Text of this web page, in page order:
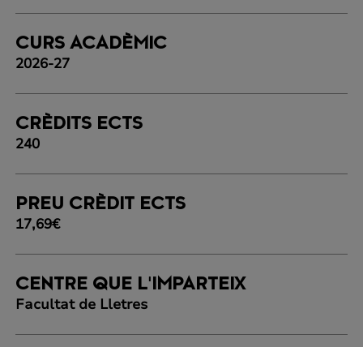
CURS ACADÈMIC
2026-27
CRÈDITS ECTS
240
PREU CRÈDIT ECTS
17,69€
CENTRE QUE L'IMPARTEIX
Facultat de Lletres